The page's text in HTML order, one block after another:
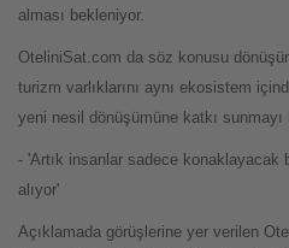
alması bekleniyor.
OteliniSat.com da söz konusu
turizm varlıklarını aynı ekosistem
yeni nesil dönüşümüne katkı sunmayı
- 'Artık insanlar sadece konaklayacak
alıyor'
Açıklamada görüşlerine yer verilen